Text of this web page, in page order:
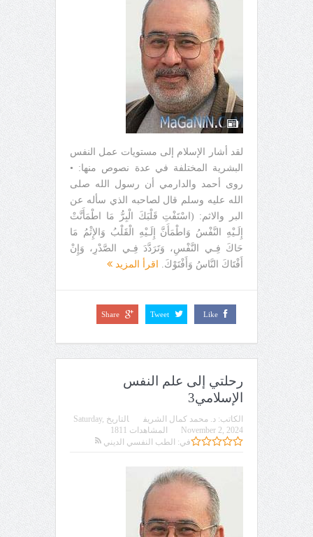
لقد أشار الإسلام إلى مستويات عمل النفس
البشرية المختلفة في عدة نصوص منها: •
روى أحمد والدارمي أن رسول الله صلى
الله عليه وسلم قال لصاحبه الذي سأله عن
البر والاثم: (اسْتَفْتِ قَلْبَكَ الْبِرُّ مَا اطْمَأَنَّتْ
إِلَـيْهِ النَّفْسُ وَاطْمَأَنَّ إِلَـيْهِ الْقَلْبُ وَالإِثْمُ مَا
حَاكَ فِـي النَّفْسِ، وَتَرَدَّدَ فِـي الصَّدْرِ، وَإِنْ
أَفْتَاكَ النَّاسُ وَأَفْتَوْكَ.
اقرأ المزيد
Like
Tweet
Share
رحلتي إلى علم النفس
الإسلامي3
الكاتب: د. محمد كمال الشريف التاريخ Saturday,
November 2, 2024
في: الطب النفسي الديني
المشاهدات 1811